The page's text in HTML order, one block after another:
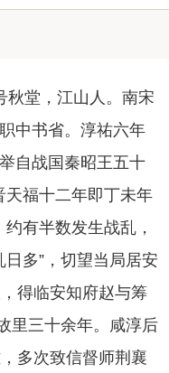
堂，江山人。南宋
中书省。淳祐六年
自战国秦昭王五十
福十二年即丁未年
有半数发生战乱，
多”，切望当局居安
得临安知府赵与筹
里三十余年。咸淳后
多次致信督师荆襄